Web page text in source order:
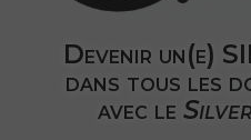
Devenir un(e)
dans tous les
avec le